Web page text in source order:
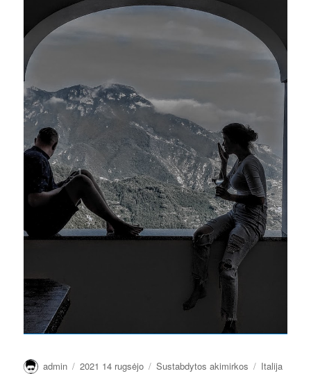
Autorius
admin Paskelbta
2021 14 rugsėjo Kategorijos
Sustabdytos akimirkos Žymos
Italija